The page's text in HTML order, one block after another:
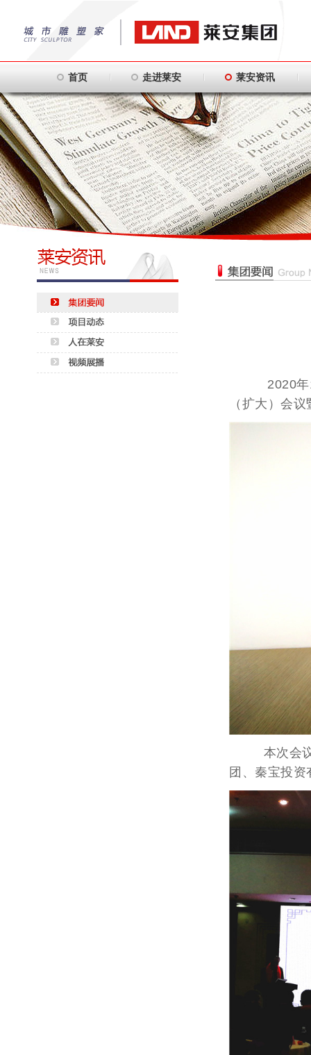
首页 走进莱安 莱安资讯
2020年1月
（扩大）会
本次会议对
团、秦宝投